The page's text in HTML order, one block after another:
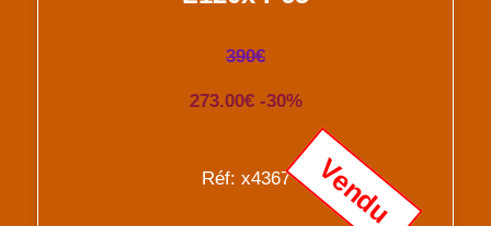
390€
273.00€ -30%
Réf: x4367 Vendu